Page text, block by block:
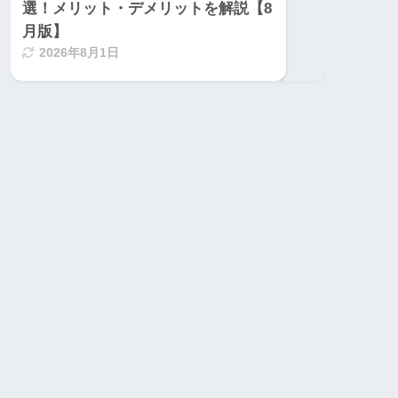
選！メリット・デメリットを解説【8
月版】
2026年8月1日